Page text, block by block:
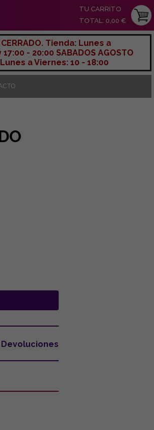
TU CARRITO
TOTAL: 0,00 €
CERRADO. Tienda: Lunes a
- 20:00 SABADOS AGOSTO
a Viernes: 10 - 18:00